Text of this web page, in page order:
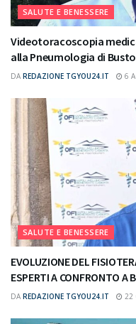
SALUTE E BENESSERE
Videotoracoscopia
alla Pneumologia di
DA REDAZIONE TGYOU24.IT 6
SALUTE E BENESSERE
EVOLUZIONE DEL
ESPERTI A CONFRONTO A
DA REDAZIONE TGYOU24.IT 22